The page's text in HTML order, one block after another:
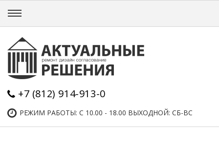
+7 (812) 914-913-0
РЕЖИМ РАБОТЫ: С 10.00 - 18.00 ВЫХОДНОЙ: СБ-ВС